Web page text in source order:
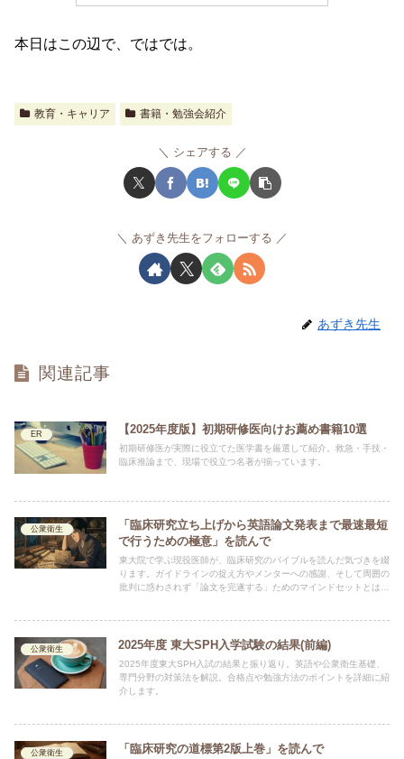
本日はこの辺で、ではでは。
教育・キャリア 書籍・勉強会紹介
シェアする
あずき先生をフォローする
あずき先生
関連記事
ER 【2025年度版】初期研修医向けお薦め書籍10選
初期研修医が実際に役立てた医学書を厳選して紹介。救急・手技・
臨床推論まで、現場で役立つ名著が揃っています。
公衆衛生
「臨床研究立ち上げから英語論文発表まで最速最短
で行うための極意」を読んで
東大院で学ぶ現役医師が、臨床研究のバイブルを読んだ気づきを綴
ります。ガイドラインの捉え方やメンターへの感謝、そして周囲の
批判に惑わされず「論文を完遂する」ためのマインドセットとは。
公衆衛生 2025年度 東大SPH入学試験の結果(前編)
2025年度東大SPH入試の結果と振り返り。英語や公衆衛生基礎、
専門分野の対策法を解説。合格点や勉強方法のポイントを詳細に紹
介します。
公衆衛生 「臨床研究の道標第2版上巻」を読んで